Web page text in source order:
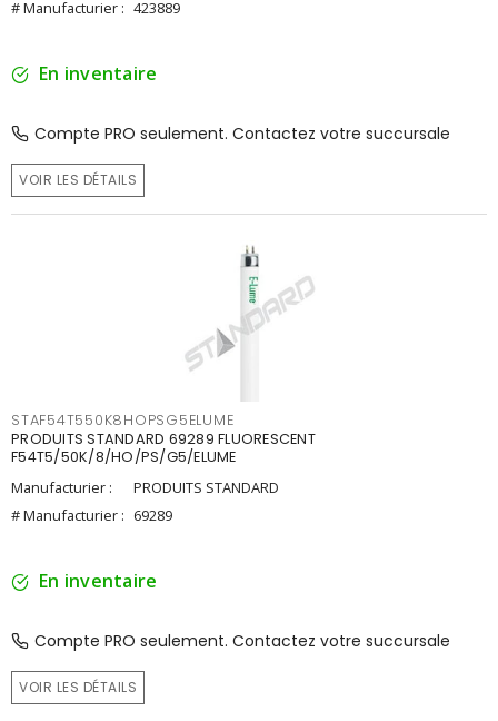
# Manufacturier : 423889
En inventaire
Compte PRO seulement. Contactez votre succursale
VOIR LES DÉTAILS
STAF54T550K8HOPSG5ELUME
PRODUITS STANDARD 69289 FLUORESCENT
F54T5/50K/8/HO/PS/G5/ELUME
Manufacturier :
PRODUITS STANDARD
# Manufacturier : 69289
En inventaire
Compte PRO seulement. Contactez votre succursale
VOIR LES DÉTAILS